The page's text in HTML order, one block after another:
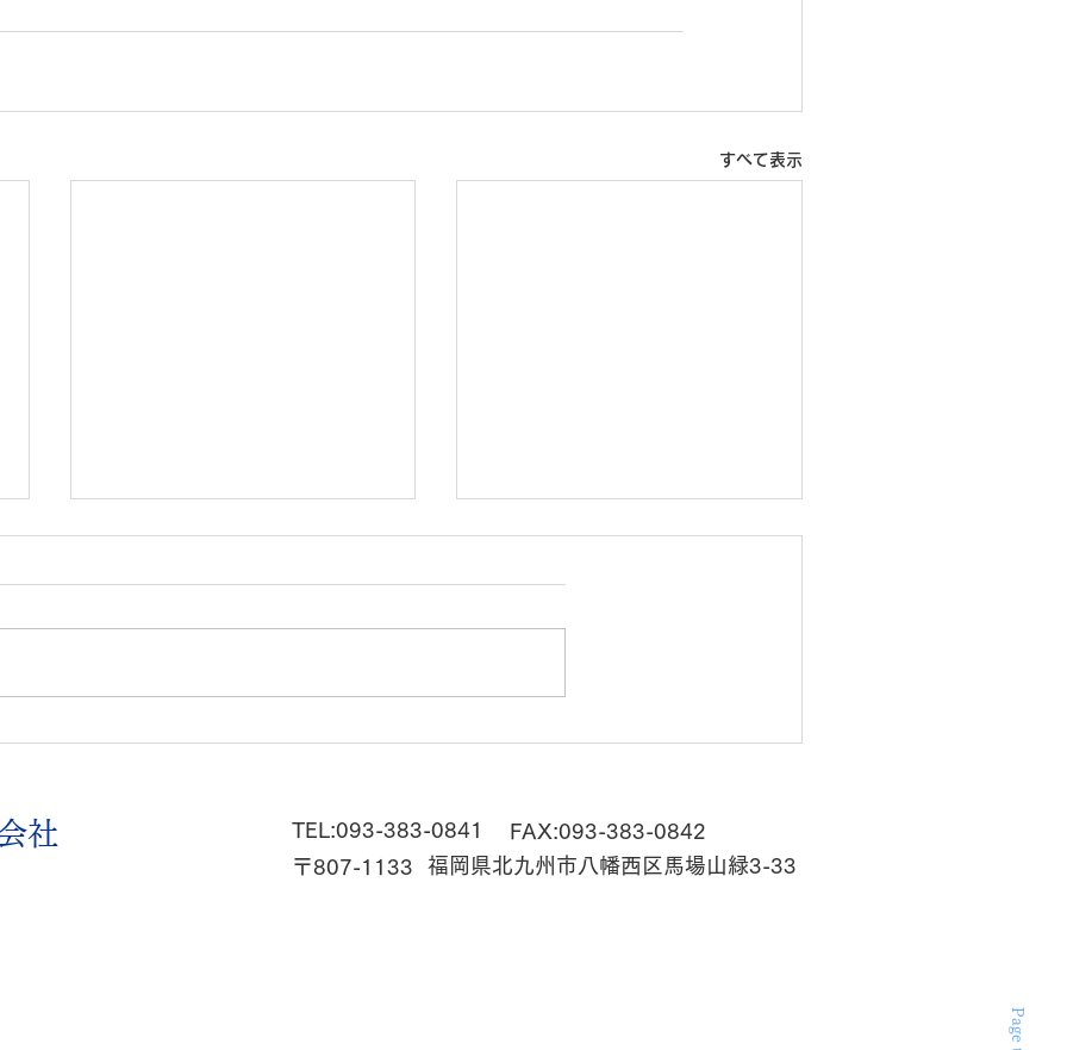
すべて表示
『超大型補助金』まだまだ継
今年も獲得『窓プロ認定店』
社
TEL:093-383-0841
福岡県北九州市八幡西区馬場山緑3-33
〒807-1133
FAX:093-383-0842